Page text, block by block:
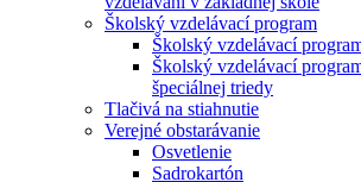
Školský vzdelávací program
Školský vzdelávací
Školský vzdelávací
špeciálnej triedy
Tlačivá na stiahnutie
Verejné obstarávanie
Osvetlenie
Sadrokartón